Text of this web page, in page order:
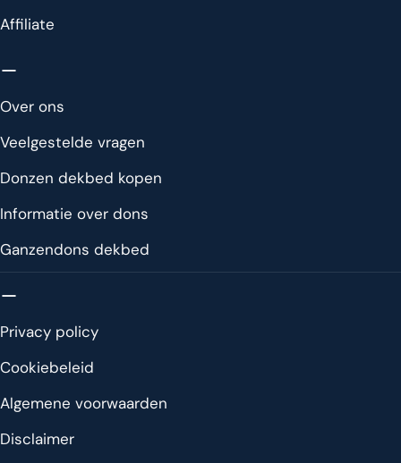
Affiliate
Over ons
Veelgestelde vragen
Donzen dekbed kopen
Informatie over dons
Ganzendons dekbed
Privacy policy
Cookiebeleid
Algemene voorwaarden
Disclaimer